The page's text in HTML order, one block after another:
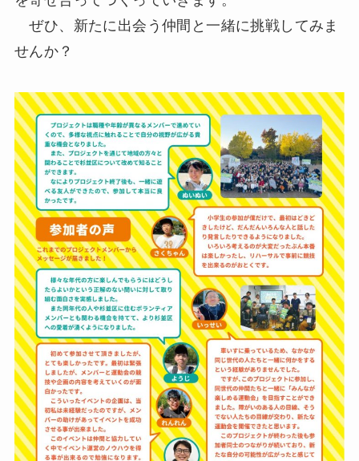
ぜひ、新たに出会う仲間と一緒に挑戦してみま
せんか？